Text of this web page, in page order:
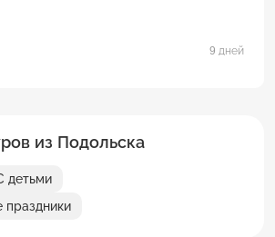
9 дней
из Подольска
детьми
праздники